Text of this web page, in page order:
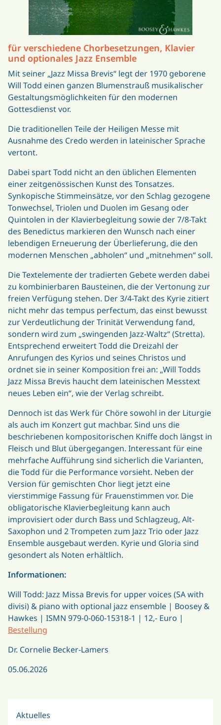
für verschiedene Chorbesetzungen, Klavier
und optionales Jazz Ensemble
Mit seiner „Jazz Missa Brevis“ legt der 1970 geborene
Will Todd einen ganzen Blumenstrauß musikalischer
Gestaltungsmöglichkeiten für den modernen
Gottesdienst vor.
Die traditionellen Teile der Heiligen Messe mit
Ausnahme des Credo werden in lateinischer Sprache
vertont.
Dabei spart Todd nicht an den üblichen Elementen
einer zeitgenössischen Kunst des Tonsatzes.
Synkopische Stimmeinsätze, vor den Schlag gezogene
Tonwechsel, Triolen und Duolen im Gesang oder
Quintolen in der Klavierbegleitung sowie der 7/8-Takt
des Benedictus markieren den Wunsch nach einer
lebendigen Erneuerung der Überlieferung, die den
modernen Menschen „abholen“ und „mitnehmen“ soll.
Die Textelemente der tradierten Gebete werden dabei
zu kombinierbaren Bausteinen, die der Vertonung zur
freien Verfügung stehen. Der 3/4-Takt des Kyrie zitiert
nicht mehr das tempus perfectum, das einst bewusst
zur Verdeutlichung der Trinität Verwendung fand,
sondern wird zum „swingenden Jazz-Waltz“ (Stretta).
Entsprechend erweitert Todd die Dreizahl der
Anrufungen des Kyrios und seines Christos und
ordnet sie in seiner Komposition frei an: „Will Todds
Jazz Missa Brevis haucht dem lateinischen Messtext
neues Leben ein“, wie der Verlag schreibt.
Dennoch ist das Werk für Chöre sowohl in der Liturgie
als auch im Konzert gut machbar. Sind uns die
beschriebenen kompositorischen Kniffe doch längst in
Fleisch und Blut übergegangen. Interessant für eine
mehrfache Aufführung sind sicherlich die Varianten,
die Todd für die Performance vorsieht. Neben der
Version für gemischten Chor liegt jetzt eine
vierstimmige Fassung für Frauenstimmen vor. Die
obligatorische Klavierbegleitung kann auch
improvisiert oder durch Bass und Schlagzeug, Alt-
Saxophon und 2 Trompeten zum Jazz Trio oder Jazz
Ensemble ausgebaut werden. Kyrie und Gloria sind
gesondert als Noten erhältlich.
Informationen:
Will Todd: Jazz Missa Brevis for upper voices (SA with
divisi) & piano with optional jazz ensemble | Boosey &
Hawkes | ISMN 979-0-060-15318-1 | 12,- Euro |
Bestellung
Dr. Cornelie Becker-Lamers
05.06.2026
Aktuelles